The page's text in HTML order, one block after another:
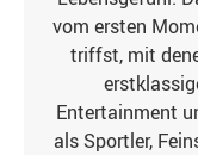
vom ersten
triffst, mit
Entertainment
als Sportler,